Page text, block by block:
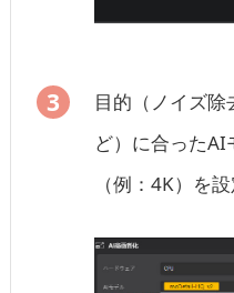
目的（ノイズ
ど）に合った
（例：4K）を